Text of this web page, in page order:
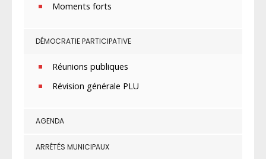
Moments forts
DÉMOCRATIE PARTICIPATIVE
Réunions publiques
Révision générale PLU
AGENDA
ARRÊTÉS MUNICIPAUX